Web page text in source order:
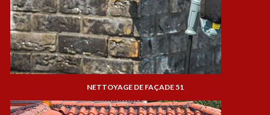
NETTOYAGE DE FAÇADE 51